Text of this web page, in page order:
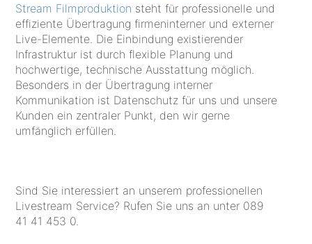
Stream Filmproduktion steht für professionelle und
effiziente Übertragung firmeninterner und externer
Live-Elemente. Die Einbindung existierender
Infrastruktur ist durch flexible Planung und
hochwertige, technische Ausstattung möglich.
Besonders in der Übertragung interner
Kommunikation ist Datenschutz für uns und unsere
Kunden ein zentraler Punkt, den wir gerne
umfänglich erfüllen.
Sind Sie interessiert an unserem professionellen
Livestream Service? Rufen Sie uns an unter 089
41 41 453 0.